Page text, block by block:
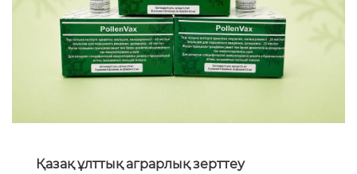
Қазақ ұлттық аграрлық зерттеу